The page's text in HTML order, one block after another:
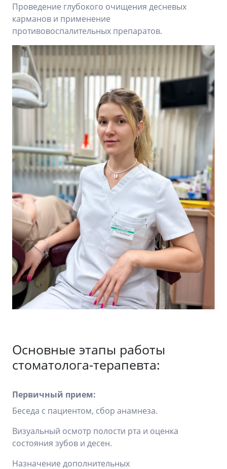
Проведение глубокого очищения десневых
карманов и применение
противовоспалительных препаратов.
Основные этапы работы
стоматолога-терапевта:
Первичный прием:
Беседа с пациентом, сбор анамнеза.
Визуальный осмотр полости рта и оценка
состояния зубов и десен.
Назначение дополнительных